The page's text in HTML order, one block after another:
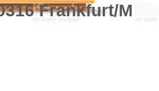
Frankfurt/M